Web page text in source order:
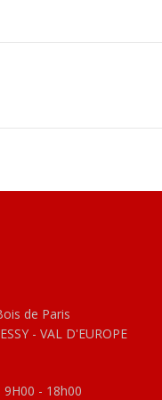
de Paris
- VAL D'EUROPE
9H00 - 18h00